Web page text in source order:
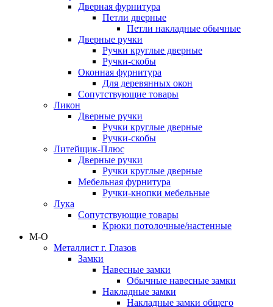
Дверная фурнитура
Петли дверные
Петли накладные обычные
Дверные ручки
Ручки круглые дверные
Ручки-скобы
Оконная фурнитура
Для деревянных окон
Сопутствующие товары
Ликон
Дверные ручки
Ручки круглые дверные
Ручки-скобы
Литейщик-Плюс
Дверные ручки
Ручки круглые дверные
Мебельная фурнитура
Ручки-кнопки мебельные
Лука
Сопутствующие товары
Крюки потолочные/настенные
М-О
Металлист г. Глазов
Замки
Навесные замки
Обычные навесные замки
Накладные замки
Накладные замки общего